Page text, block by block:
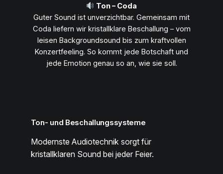
Ton – Coda
Guter Sound ist unverzichtbar. Gemeinsam mit
Coda liefern wir kristallklare Beschallung – vom
leisen Backgroundsound bis zum kraftvollen
Konzertfeeling. So kommt jede Botschaft und
jede Emotion genau so an, wie sie soll.
Ton- und Beschallungssysteme
Modernste Audiotechnik sorgt für
kristallklaren Sound bei jeder Feier.